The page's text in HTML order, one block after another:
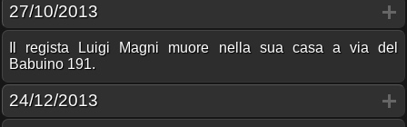
27/10/2013
Il regista Luigi Magni muore nella sua casa a via del
Babuino 191.
24/12/2013